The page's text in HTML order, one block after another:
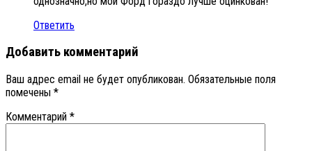
Ответить
Добавить комментарий
Ваш адрес email не будет опубликован. Обязательные поля
помечены *
Комментарий *